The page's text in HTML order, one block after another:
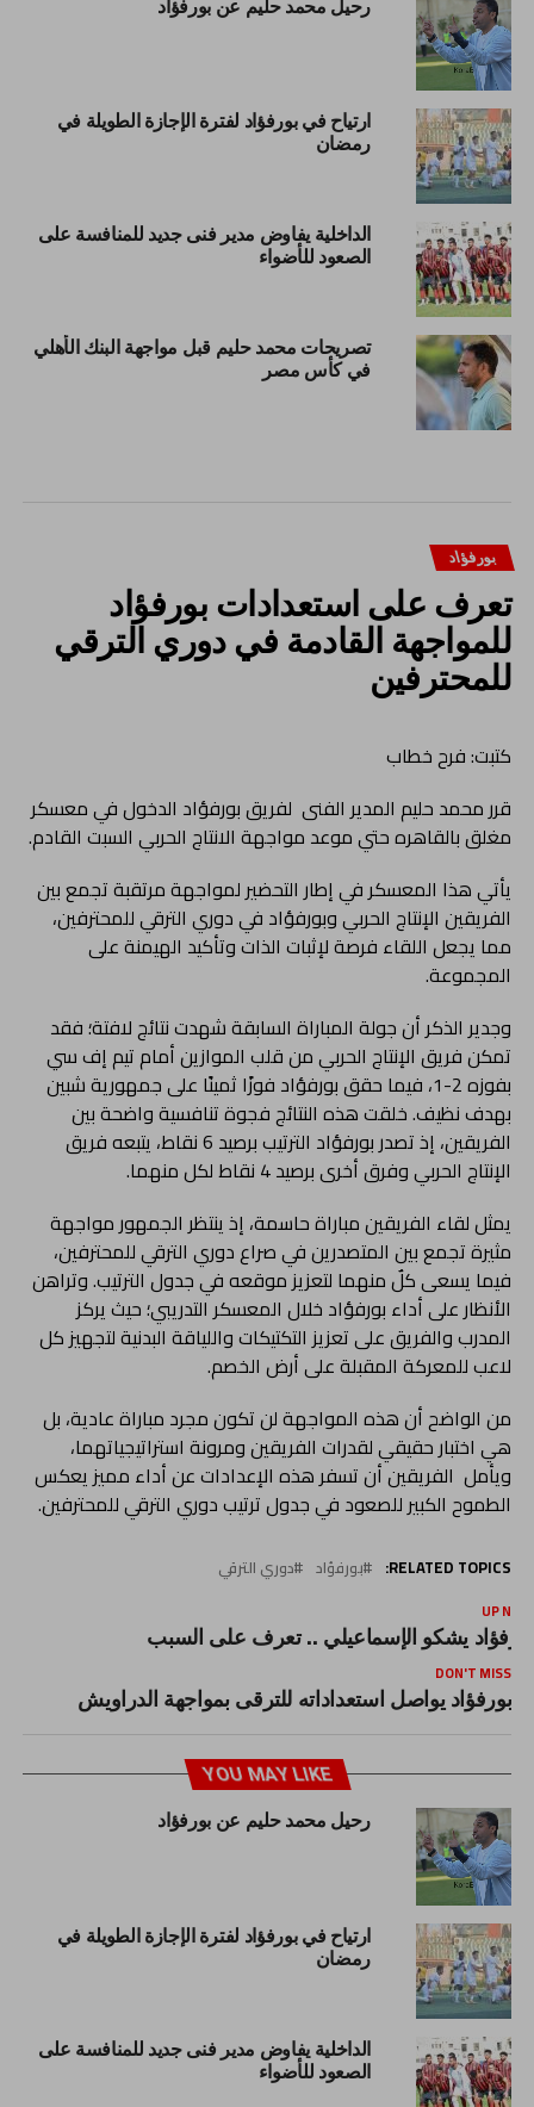
ارتياح في بورفؤاد لفترة الإجازة الطويلة في
رمضان
الداخلية يفاوض مدير فنى جديد للمنافسة على
الصعود للأضواء
تصريحات محمد حليم قبل مواجهة البنك الأهلي
في كأس مصر
بورفؤاد
تعرف على استعدادات بورفؤاد
للمواجهة القادمة في دوري الترقي
للمحترفين
كتبت: فرح خطاب
قرر محمد حليم المدير الفنى لفريق بورفؤاد الدخول في معسكر
مغلق بالقاهره حتي موعد مواجهة الانتاج الحربي السبت القادم.
يأتي هذا المعسكر في إطار التحضير لمواجهة مرتقبة تجمع بين
الفريقين الإنتاج الحربي وبورفؤاد في دوري الترقي للمحترفين،
مما يجعل اللقاء فرصة لإثبات الذات وتأكيد الهيمنة على
المجموعة.
وجدير الذكر أن جولة المباراة السابقة شهدت نتائج لافتة؛ فقد
تمكن فريق الإنتاج الحربي من قلب الموازين أمام تيم إف سي
بفوزه 2-1، فيما حقق بورفؤاد فوزًا ثمينًا على جمهورية شبين
بهدف نظيف. خلقت هذه النتائج فجوة تنافسية واضحة بين
الفريقين، إذ تصدر بورفؤاد الترتيب برصيد 6 نقاط، يتبعه فريق
الإنتاج الحربي وفرق أخرى برصيد 4 نقاط لكل منهما.
يمثل لقاء الفريقين مباراة حاسمة، إذ ينتظر الجمهور مواجهة
مثيرة تجمع بين المتصدرين في صراع دوري الترقي للمحترفين،
فيما يسعى كلٌ منهما لتعزيز موقعه في جدول الترتيب. وتراهن
الأنظار على أداء بورفؤاد خلال المعسكر التدريبي؛ حيث يركز
المدرب والفريق على تعزيز التكتيكات واللياقة البدنية لتجهيز كل
لاعب للمعركة المقبلة على أرض الخصم.
من الواضح أن هذه المواجهة لن تكون مجرد مباراة عادية، بل
هي اختبار حقيقي لقدرات الفريقين ومرونة استراتيجياتهما،
ويأمل الفريقين أن تسفر هذه الإعدادات عن أداء مميز يعكس
الطموح الكبير للصعود في جدول ترتيب دوري الترقي للمحترفين.
RELATED TOPICS: بورفؤاد دوري الترقي
UP
يشكو الإسماعيلي .. تعرف على السبب
DON'T MISS
بورفؤاد يواصل استعداداته للترقى بمواجهة الدراويش
YOU MAY LIKE
رحيل محمد حليم عن بورفؤاد
ارتياح في بورفؤاد لفترة الإجازة الطويلة في
رمضان
الداخلية يفاوض مدير فنى جديد للمنافسة على
الصعود للأضواء